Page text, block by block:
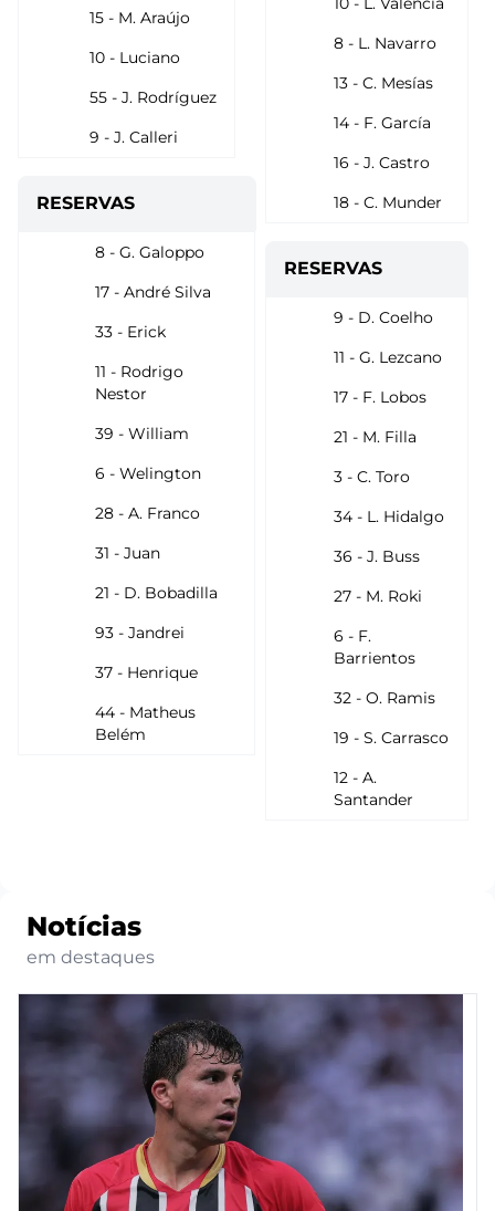
15 - M. Araújo
10 - Luciano
55 - J. Rodríguez
9 - J. Calleri
RESERVAS
8 - G. Galoppo
17 - André Silva
33 - Erick
11 - Rodrigo
Nestor
39 - William
6 - Welington
28 - A. Franco
31 - Juan
21 - D. Bobadilla
93 - Jandrei
37 - Henrique
44 - Matheus
Belém
8 - L. Navarro
13 - C. Mesías
14 - F. García
16 - J. Castro
18 - C. Munder
RESERVAS
9 - D. Coelho
11 - G. Lezcano
17 - F. Lobos
21 - M. Filla
3 - C. Toro
34 - L. Hidalgo
36 - J. Buss
27 - M. Roki
6 - F.
Barrientos
32 - O. Ramis
19 - S. Carrasco
12 - A.
Santander
Notícias
em destaques